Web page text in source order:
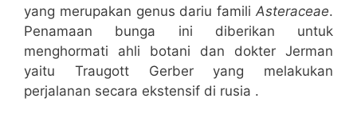
yang merupakan genus dariu famili Asteraceae.
Penamaan bunga ini diberikan untuk
menghormati ahli botani dan dokter Jerman
yaitu Traugott Gerber yang melakukan
perjalanan secara ekstensif di rusia .